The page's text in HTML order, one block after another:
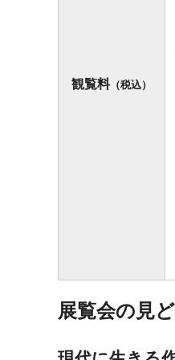
観覧料（税込）
展覧会の見